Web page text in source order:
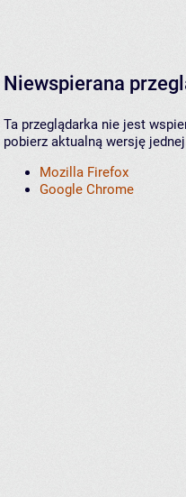
Niewspierana
Ta przeglądarka nie jest
pobierz aktualną wersję
Mozilla Firefox
Google Chrome